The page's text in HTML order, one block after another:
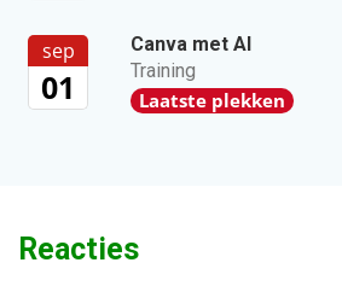
sep
01
Canva met AI
Training
Laatste plekken
Reacties